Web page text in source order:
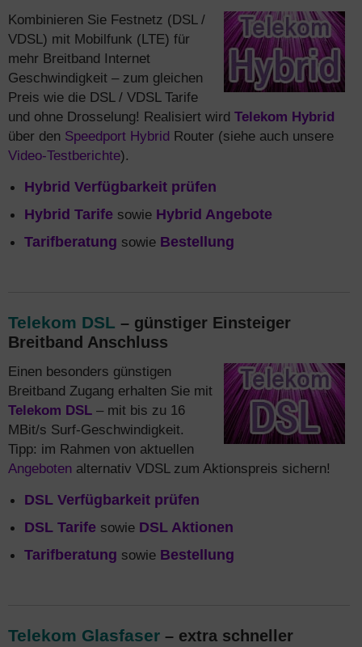
Kombinieren Sie Festnetz (DSL /
VDSL) mit Mobilfunk (LTE) für
mehr Breitband Internet
Geschwindigkeit – zum gleichen
Preis wie die DSL / VDSL Tarife
und ohne Drosselung! Realisiert wird Telekom Hybrid
über den Speedport Hybrid Router (siehe auch unsere
Video-Testberichte).
Hybrid Verfügbarkeit prüfen
Hybrid Tarife sowie Hybrid Angebote
Tarifberatung sowie Bestellung
Telekom DSL – günstiger Einsteiger
Breitband Anschluss
Einen besonders günstigen
Breitband Zugang erhalten Sie mit
Telekom DSL – mit bis zu 16
MBit/s Surf-Geschwindigkeit.
Tipp: im Rahmen von aktuellen
Angeboten alternativ VDSL zum Aktionspreis sichern!
DSL Verfügbarkeit prüfen
DSL Tarife sowie DSL Aktionen
Tarifberatung sowie Bestellung
Telekom Glasfaser – extra schneller